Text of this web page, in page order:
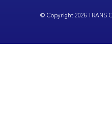
© Copyright 2026 TRANS